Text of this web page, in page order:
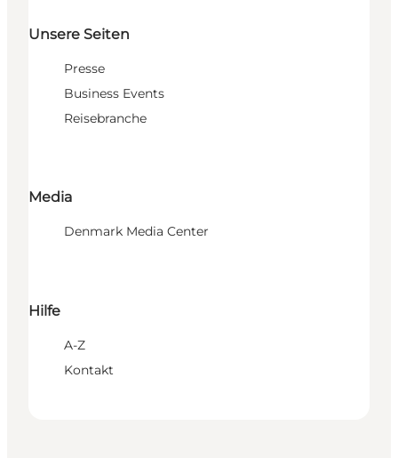
Unsere Seiten
Presse
Business Events
Reisebranche
Media
Denmark Media Center
Hilfe
A-Z
Kontakt